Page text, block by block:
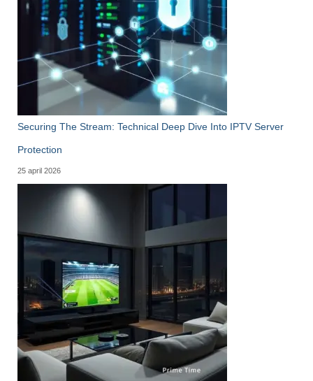
Securing The Stream: Technical Deep Dive Into IPTV Server
Protection
25 april 2026